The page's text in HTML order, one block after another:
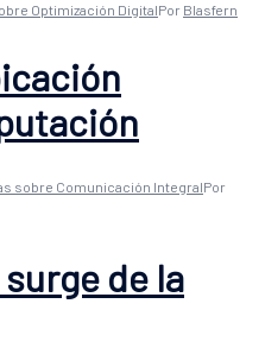
Optimización DigitalPor Blasfern
sobre Comunicación IntegralPor
de la